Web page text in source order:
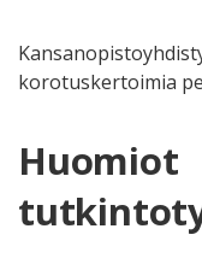
korotuskertoimia
Huomiot